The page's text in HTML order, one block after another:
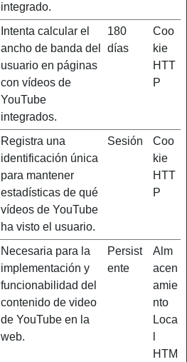
integrado.
Intenta calcular el
ancho de banda del
usuario en páginas
con vídeos de
YouTube
integrados.
180
días
Coo
kie
HTT
P
Registra una
identificación única
para mantener
estadísticas de qué
vídeos de YouTube
ha visto el usuario.
Sesión
Coo
kie
HTT
P
Necesaria para la
implementación y
funcionabilidad del
contenido de video
de YouTube en la
web.
Persist
ente
Alm
acen
amie
nto
Loca
HTM